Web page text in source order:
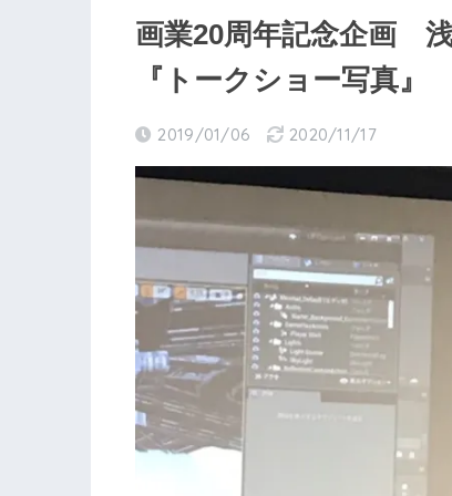
画業20周年記念企画
『トークショー写真』
2019/01/06 2020/11/17